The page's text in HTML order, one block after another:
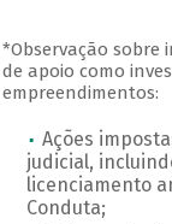
*Observação sobre
de apoio como
empreendimentos:
Ações
judicial,
licenciamento
Conduta;